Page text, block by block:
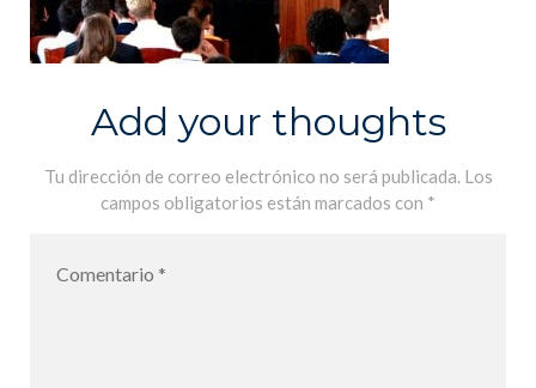
Add your thoughts
Tu dirección de correo electrónico no será publicada. Los
campos obligatorios están marcados con *